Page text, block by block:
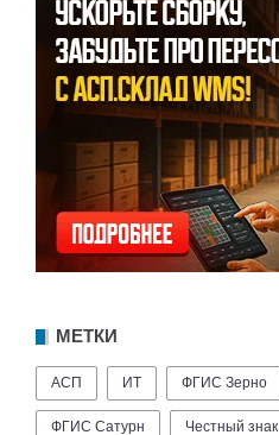
МЕТКИ
АСП ИТ ФГИС Зерно
ФГИС Сатурн Честный знак